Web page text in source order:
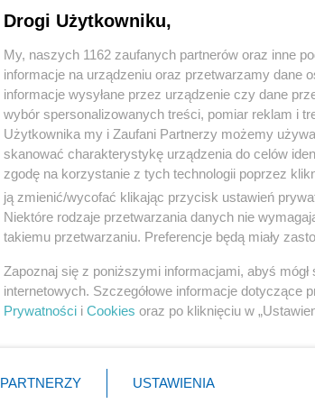
«
Polityka
PiS
Rząd
NATO
KO
Drogi Użytkowniku,
My, naszych 1162 zaufanych partnerów oraz inne
informacje na urządzeniu oraz przetwarzamy dane
informacje wysyłane przez urządzenie czy dane
wybór spersonalizowanych treści, pomiar reklam i
Użytkownika my i Zaufani Partnerzy możemy
skanować charakterystykę urządzenia do celów
zgodę na korzystanie z tych technologii poprzez
ją zmienić/wycofać klikając przycisk ustawień
Niektóre rodzaje przetwarzania danych nie
takiemu przetwarzaniu. Preferencje będą miały
Zapoznaj się z poniższymi informacjami, abyś
internetowych. Szczegółowe informacje dotyczące
Prywatności i Cookies oraz po kliknięciu w
PARTNERZY USTAWIENIA